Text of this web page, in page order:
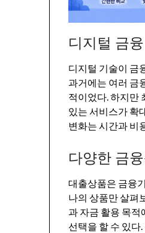
디지털 금
디지털 기술이 금
과거에는 여러 금
적이었다. 하지만
있는 서비스가 확
변화는 시간과 비
다양한 금
대출상품은 금융
나의 상품만 살펴
과 자금 활용 목
선택을 할 수 있다